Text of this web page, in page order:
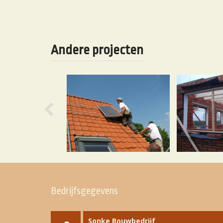
Andere projecten
Bedrijfsgegevens
Sonke Bouwbedrijf